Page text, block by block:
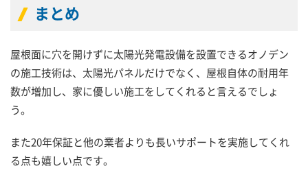
まとめ
屋根面に穴を開けずに太陽光発電設備を設置できるオノデン
の施工技術は、太陽光パネルだけでなく、屋根自体の耐用年
数が増加し、家に優しい施工をしてくれると言えるでしょ
う。
また20年保証と他の業者よりも長いサポートを実施してくれ
る点も嬉しい点です。